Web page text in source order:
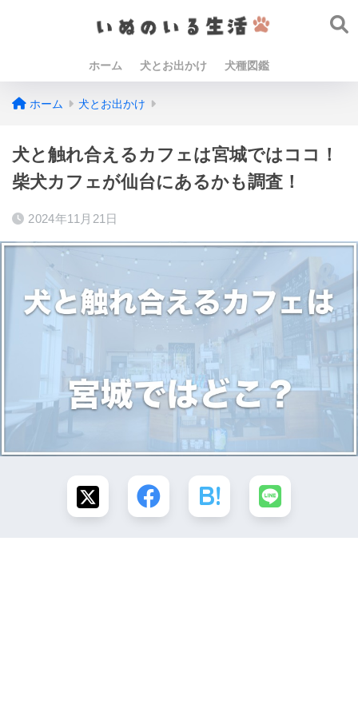
ホーム 犬とお出かけ 犬種図鑑
ホーム 犬とお出かけ
犬と触れ合えるカフェは宮城ではココ！
柴犬カフェが仙台にあるかも調査！
2024年11月21日